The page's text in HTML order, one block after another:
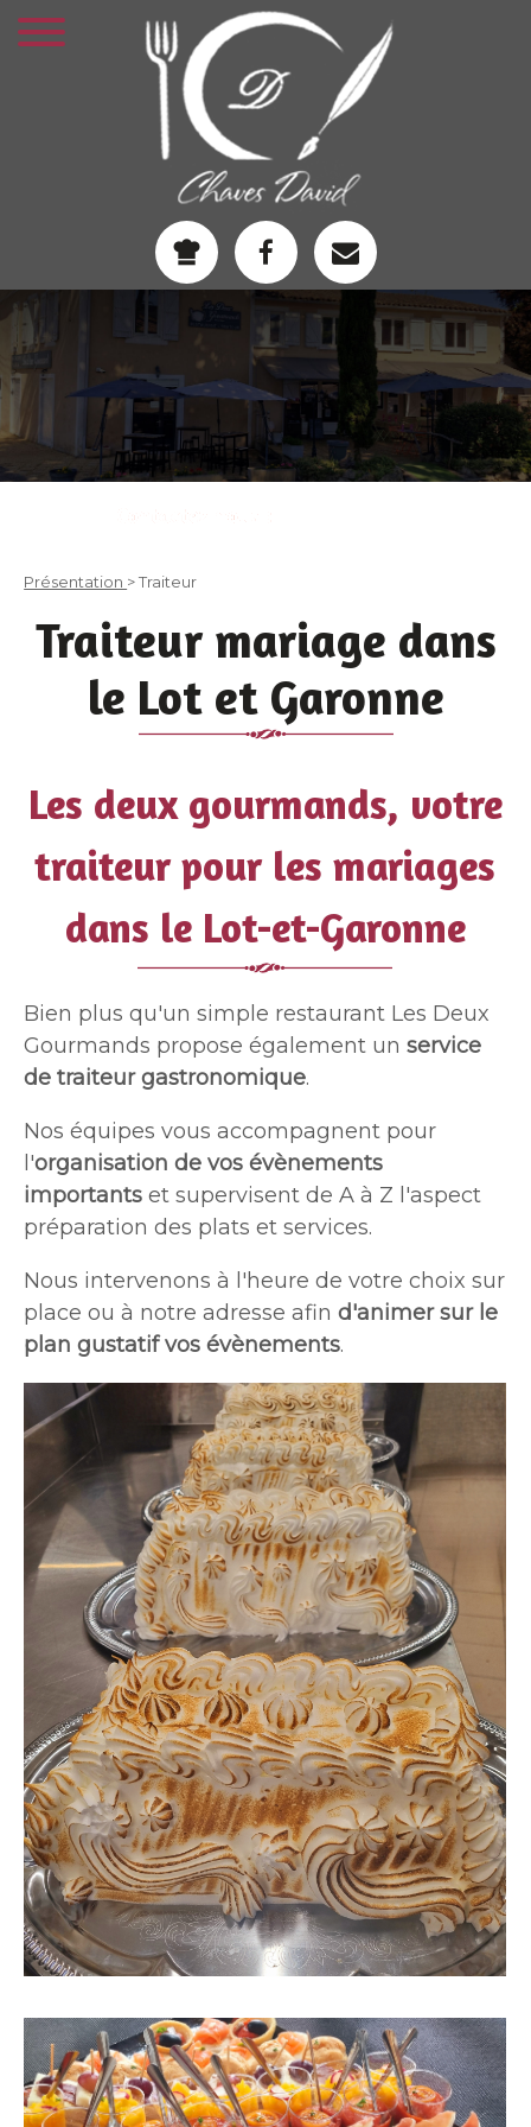
Présentation > Traiteur
Traiteur mariage dans
le Lot et Garonne
Les deux gourmands, votre
traiteur pour les mariages
dans le Lot-et-Garonne
Bien plus qu'un simple restaurant Les Deux
Gourmands propose également unservice
de traiteur gastronomique.
Nos équipes vous accompagnent pour
l'organisation de vos évènements
importants et supervisent de A à Z l'aspect
préparation des plats et services.
Nous intervenons à l'heure de votre choix sur
place ou à notre adresse afind'animer sur le
plan gustatif vos évènements.